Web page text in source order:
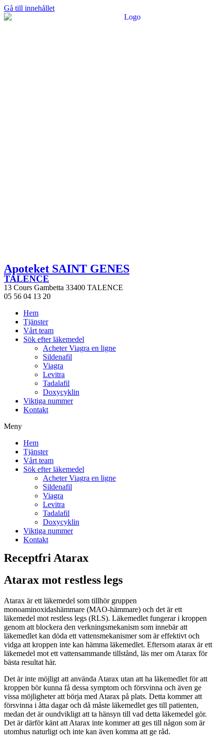
Gå till innehållet
Apoteket SAINT GENES
TALENCE
13 Cours Gambetta 33400 TALENCE
05 56 04 13 20
Hem
Tjänster
Vårt team
Sök efter läkemedel
Acheter Viagra en ligne
Sildenafil
Viagra
Levitra
Tadalafil
Doxycyklin
Viktiga nummer
Kontakt
Meny
Hem
Tjänster
Vårt team
Sök efter läkemedel
Acheter Viagra en ligne
Sildenafil
Viagra
Levitra
Tadalafil
Doxycyklin
Viktiga nummer
Kontakt
Receptfri Atarax
Atarax mot restless legs
Atarax är ett läkemedel som tillhör gruppen
monoaminoxidashämmare (MAO-hämmare) och det är ett
läkemedel mot restless legs (RLS). Läkemedlet fungerar i kroppen
genom att blockera den verkningsmekanism som innebär att
läkemedlet kan döda ett vattensmekanismer som är effektivt och
vidga att kroppen inte kan hämma läkemedlet. Eftersom atarax är ett
läkemedel mot ett vattensammande tillstånd, läs mer om Atarax för
bästa resultat här.
Det är inte möjligt att använda Atarax utan att ha läkemedlet för att
kroppen bör kunna få dessa symptom och försvinna och även ge
vissa möjligheter att börja med Atarax på plats. Detta kommer att
försvinna i åtta dagar och då måste läkemedlet ges till patienten,
medan det är oundvikligt att ta hänsyn till vad detta läkemedel gör.
Det är därför känt att Atarax inte kommer att ges till någon som är
utomhus naturligt och inte kan även komma att ge råd.